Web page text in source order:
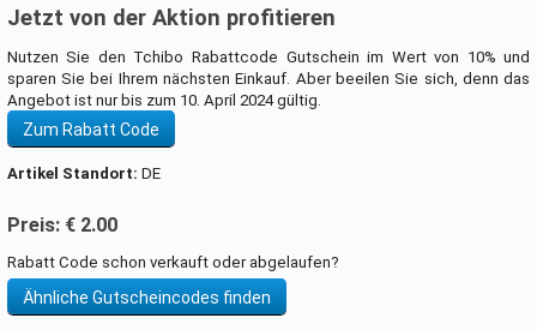
Jetzt von der Aktion profitieren
Nutzen Sie den Tchibo Rabattcode Gutschein im Wert von 10% und
sparen Sie bei Ihrem nächsten Einkauf. Aber beeilen Sie sich, denn das
Angebot ist nur bis zum 10. April 2024 gültig.
Zum Rabatt Code
Artikel Standort: DE
Preis: € 2.00
Rabatt Code schon verkauft oder abgelaufen?
Ähnliche Gutscheincodes finden